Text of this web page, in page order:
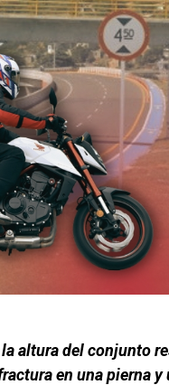
altura del conjunto
en una pierna